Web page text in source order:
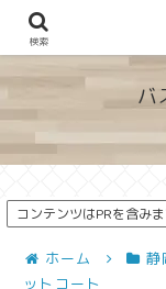
地図から探
バ
コンテンツはPRを含み
ホーム 静
ットコート
検索